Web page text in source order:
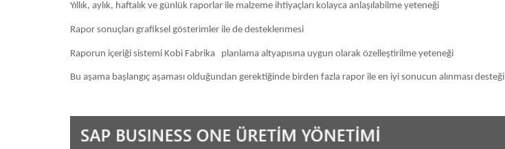
Yıllık, aylık, haftalık ve günlük raporlar ile malzeme ihtiyaçları kolayca anlaşılabilme yeteneği
Rapor sonuçları grafiksel gösterimler ile de desteklenmesi
Raporun içeriği sistemi Kobi Fabrika planlama altyapısına uygun olarak özelleştirilme yeteneği
Bu aşama başlangıç aşaması olduğundan gerektiğinde birden fazla rapor ile en iyi sonucun alınması desteği